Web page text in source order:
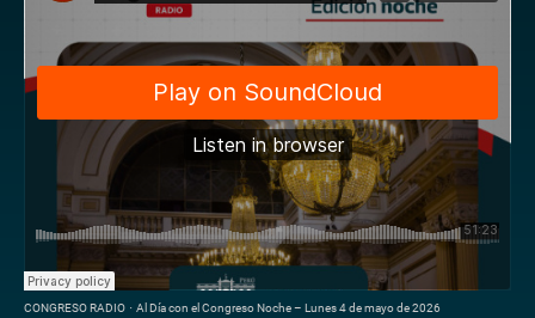
CONGRESO RADIO · Al Día con el Congreso Noche – Lunes 4 de mayo de 2026